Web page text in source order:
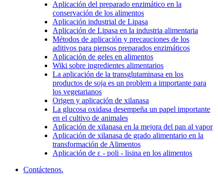
Aplicación del preparado enzimático en la
conservación de los alimentos
Aplicación industrial de Lipasa
Aplicación de Lipasa en la industria alimentaria
Métodos de aplicación y precauciones de los
aditivos para piensos preparados enzimáticos
Aplicación de geles en alimentos
Wiki sobre ingredientes alimentarios
La aplicación de la transglutaminasa en los
productos de soja es un problem a importante para
los vegetarianos
Origen y aplicación de xilanasa
La glucosa oxidasa desempeña un papel importante
en el cultivo de animales
Aplicación de xilanasa en la mejora del pan al vapor
Aplicación de xilanasa de grado alimentario en la
transformación de Alimentos
Aplicación de ε - poli - lisina en los alimentos
Contáctenos.